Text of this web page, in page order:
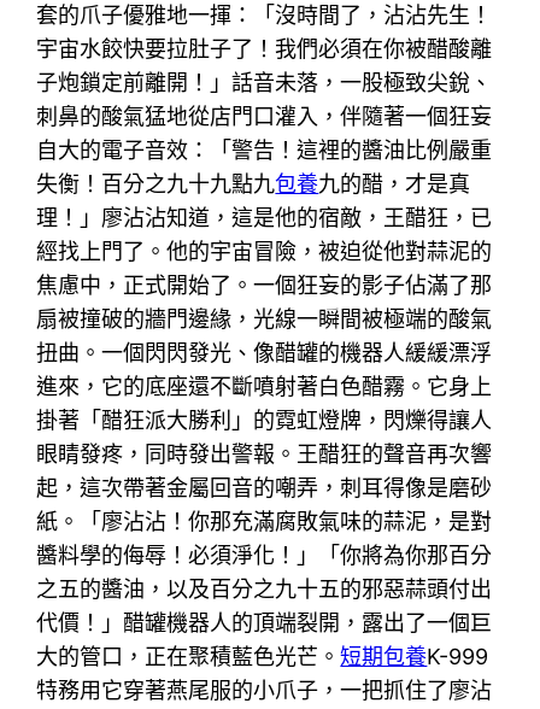
套的爪子優雅地一揮：「沒時間了，沾沾先生！
宇宙水餃快要拉肚子了！我們必須在你被醋酸離
子炮鎖定前離開！」話音未落，一股極致尖銳、
刺鼻的酸氣猛地從店門口灌入，伴隨著一個狂妄
自大的電子音效：「警告！這裡的醬油比例嚴重
失衡！百分之九十九點九包養九的醋，才是真
理！」廖沾沾知道，這是他的宿敵，王醋狂，已
經找上門了。他的宇宙冒險，被迫從他對蒜泥的
焦慮中，正式開始了。一個狂妄的影子佔滿了那
扇被撞破的牆門邊緣，光線一瞬間被極端的酸氣
扭曲。一個閃閃發光、像醋罐的機器人緩緩漂浮
進來，它的底座還不斷噴射著白色醋霧。它身上
掛著「醋狂派大勝利」的霓虹燈牌，閃爍得讓人
眼睛發疼，同時發出警報。王醋狂的聲音再次響
起，這次帶著金屬回音的嘲弄，刺耳得像是磨砂
紙。「廖沾沾！你那充滿腐敗氣味的蒜泥，是對
醬料學的侮辱！必須淨化！」「你將為你那百分
之五的醬油，以及百分之九十五的邪惡蒜頭付出
代價！」醋罐機器人的頂端裂開，露出了一個巨
大的管口，正在聚積藍色光芒。短期包養K-999
特務用它穿著燕尾服的小爪子，一把抓住了廖沾